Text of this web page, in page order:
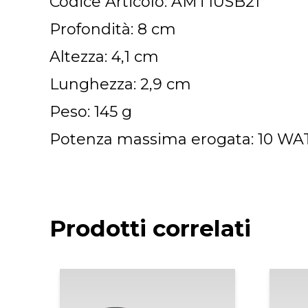
Profondità: 8 cm
Altezza: 4,1 cm
Lunghezza: 2,9 cm
Peso: 145 g
Potenza massima erogata: 10
Prodotti correlati